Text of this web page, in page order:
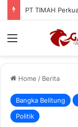
Menu
Home / Berita
Bangka Belitung
Politik